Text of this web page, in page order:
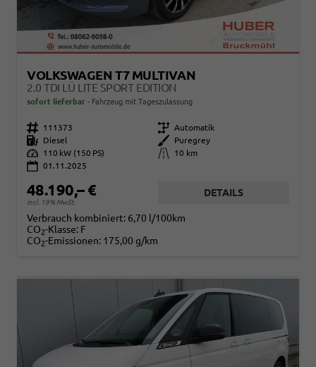
VOLKSWAGEN T7 MULTIVAN
2.0 TDI LÜ LITE SPORT EDITION
sofort lieferbar Fahrzeug mit Tageszulassung
Fahrzeugnr. 111373 Getriebe Automatik
Kraftstoff
Diesel Außenfarbe
Puregrey
Leistung
110 kW (150 PS) Kilometerstand
10 km
01.11.2025
48.190,– €
incl. 19% MwSt.
DETAILS
Verbrauch kombiniert: 6,70 l/100km
CO2-Klasse: F
CO2-Emissionen: 175,00 g/km